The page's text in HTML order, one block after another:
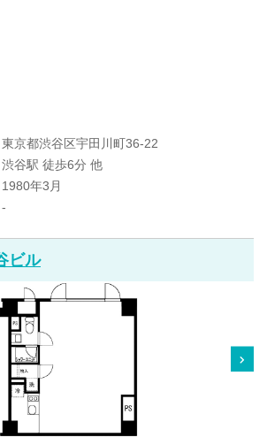
東京都渋谷区宇田川町36-22
渋谷駅 徒歩6分 他
1980年3月
-
ビル